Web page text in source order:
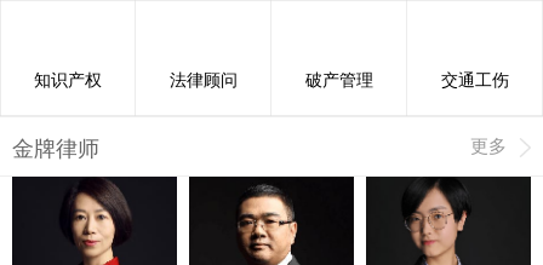
知识产权 法律顾问 破产管理 交通工伤
金牌律师 更多